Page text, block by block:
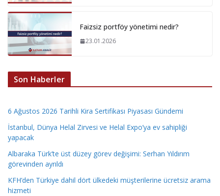
Faizsiz portföy yönetimi nedir?
23.01.2026
Son Haberler
6 Ağustos 2026 Tarihli Kira Sertifikası Piyasası Gündemi
İstanbul, Dünya Helal Zirvesi ve Helal Expo’ya ev sahipliği
yapacak
Albaraka Türk’te üst düzey görev değişimi: Serhan Yıldırım
görevinden ayrıldı
KFH’den Türkiye dahil dört ülkedeki müşterilerine ücretsiz arama
hizmeti